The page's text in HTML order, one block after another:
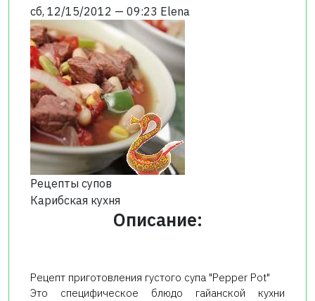
сб, 12/15/2012 — 09:23 Elena
Рецепты супов
Карибская кухня
Описание:
Рецепт приготовления густого супа "Pepper Pot"
Это специфическое блюдо гайанской кухни